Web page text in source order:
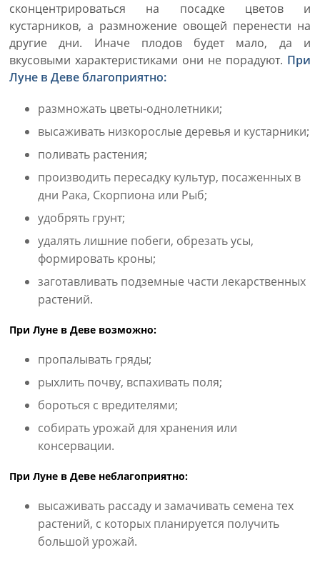
сконцентрироваться на посадке цветов и
кустарников, а размножение овощей перенести на
другие дни. Иначе плодов будет мало, да и
вкусовыми характеристиками они не порадуют. При
Луне в Деве благоприятно:
размножать цветы-однолетники;
высаживать низкорослые деревья и кустарники;
поливать растения;
производить пересадку культур, посаженных в
дни Рака, Скорпиона или Рыб;
удобрять грунт;
удалять лишние побеги, обрезать усы,
формировать кроны;
заготавливать подземные части лекарственных
растений.
При Луне в Деве возможно:
пропалывать гряды;
рыхлить почву, вспахивать поля;
бороться с вредителями;
собирать урожай для хранения или
консервации.
При Луне в Деве неблагоприятно:
высаживать рассаду и замачивать семена тех
растений, с которых планируется получить
большой урожай.